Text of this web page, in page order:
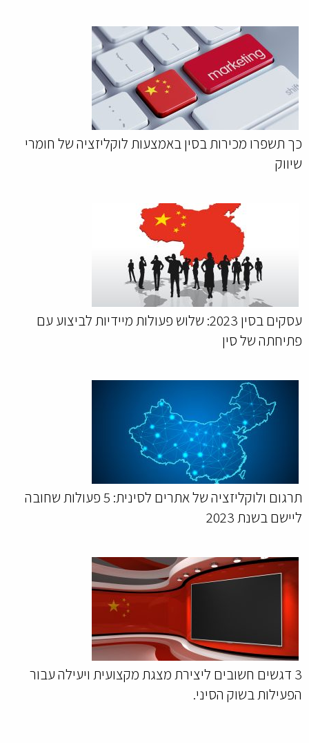
כך תשפרו מכירות בסין באמצעות לוקליזציה של חומרי
שיווק
עסקים בסין 2023: שלוש פעולות מיידיות לביצוע עם
פתיחתה של סין
תרגום ולוקליזציה של אתרים לסינית: 5 פעולות שחובה
ליישם בשנת 2023
3 דגשים חשובים ליצירת מצגת מקצועית ויעילה עבור
הפעילות בשוק הסיני.